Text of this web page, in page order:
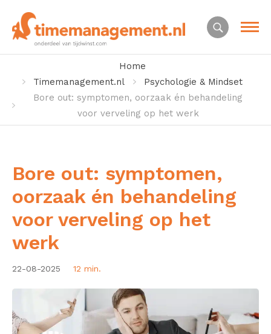
Home
Timemanagement.nl
Psychologie & Mindset
Bore out: symptomen, oorzaak én behandeling
voor verveling op het werk
Bore out: symptomen,
oorzaak én behandeling
voor verveling op het
werk
22-08-2025 12 min.